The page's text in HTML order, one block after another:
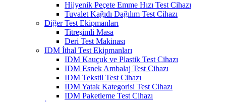
Hijyenik Peçete Emme Hızı Test Cihazı
Tuvalet Kağıdı Dağılım Test Cihazı
Diğer Test Ekipmanları
Titreşimli Masa
Deri Test Makinası
IDM İthal Test Ekipmanları
IDM Kauçuk ve Plastik Test Cihazı
IDM Esnek Ambalaj Test Cihazı
IDM Tekstil Test Cihazı
IDM Yatak Kategorisi Test Cihazı
IDM Paketleme Test Cihazı